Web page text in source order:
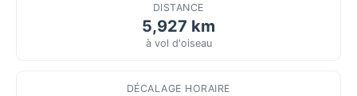
DISTANCE
5,927 km
à vol d'oiseau
DÉCALAGE HORAIRE